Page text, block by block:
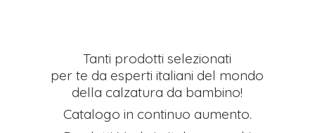
Tanti prodotti selezionati
per te da esperti italiani del mondo
della calzatura da bambino!
Catalogo in continuo aumento.